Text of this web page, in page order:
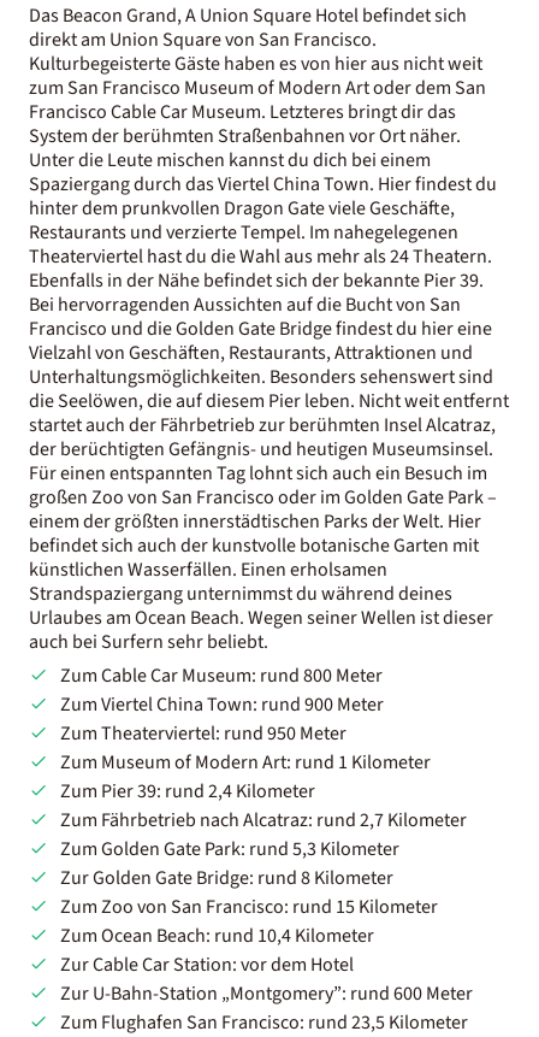
Das Beacon Grand, A Union Square Hotel befindet sich
direkt am Union Square von San Francisco.
Kulturbegeisterte Gäste haben es von hier aus nicht weit
zum San Francisco Museum of Modern Art oder dem San
Francisco Cable Car Museum. Letzteres bringt dir das
System der berühmten Straßenbahnen vor Ort näher.
Unter die Leute mischen kannst du dich bei einem
Spaziergang durch das Viertel China Town. Hier findest du
hinter dem prunkvollen Dragon Gate viele Geschäfte,
Restaurants und verzierte Tempel. Im nahegelegenen
Theaterviertel hast du die Wahl aus mehr als 24 Theatern.
Ebenfalls in der Nähe befindet sich der bekannte Pier 39.
Bei hervorragenden Aussichten auf die Bucht von San
Francisco und die Golden Gate Bridge findest du hier eine
Vielzahl von Geschäften, Restaurants, Attraktionen und
Unterhaltungsmöglichkeiten. Besonders sehenswert sind
die Seelöwen, die auf diesem Pier leben. Nicht weit entfernt
startet auch der Fährbetrieb zur berühmten Insel Alcatraz,
der berüchtigten Gefängnis- und heutigen Museumsinsel.
Für einen entspannten Tag lohnt sich auch ein Besuch im
großen Zoo von San Francisco oder im Golden Gate Park –
einem der größten innerstädtischen Parks der Welt. Hier
befindet sich auch der kunstvolle botanische Garten mit
künstlichen Wasserfällen. Einen erholsamen
Strandspaziergang unternimmst du während deines
Urlaubes am Ocean Beach. Wegen seiner Wellen ist dieser
auch bei Surfern sehr beliebt.
Zum Cable Car Museum: rund 800 Meter
Zum Viertel China Town: rund 900 Meter
Zum Theaterviertel: rund 950 Meter
Zum Museum of Modern Art: rund 1 Kilometer
Zum Pier 39: rund 2,4 Kilometer
Zum Fährbetrieb nach Alcatraz: rund 2,7 Kilometer
Zum Golden Gate Park: rund 5,3 Kilometer
Zur Golden Gate Bridge: rund 8 Kilometer
Zum Zoo von San Francisco: rund 15 Kilometer
Zum Ocean Beach: rund 10,4 Kilometer
Zur Cable Car Station: vor dem Hotel
Zur U-Bahn-Station „Montgomery”: rund 600 Meter
Zum Flughafen San Francisco: rund 23,5 Kilometer